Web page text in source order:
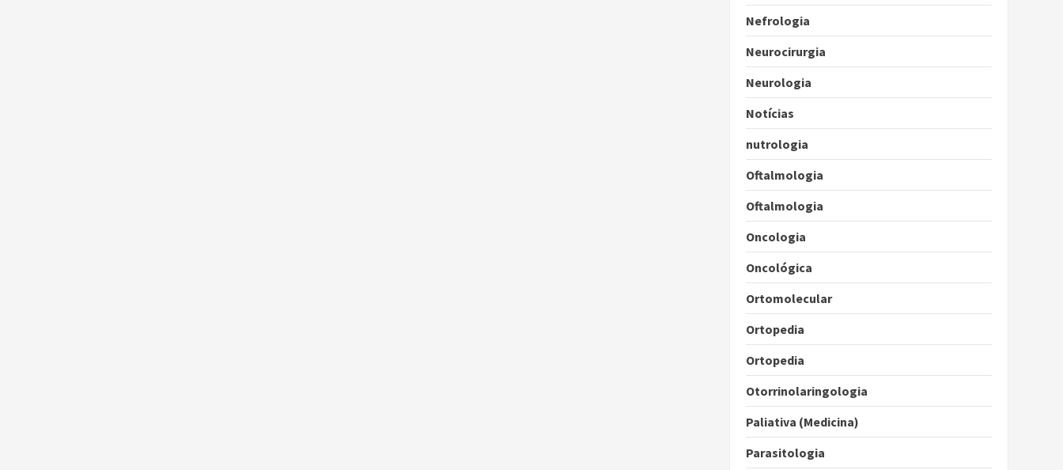
Nefrologia
Neurocirurgia
Neurologia
Notícias
nutrologia
Oftalmologia
Oftalmologia
Oncologia
Oncológica
Ortomolecular
Ortopedia
Ortopedia
Otorrinolaringologia
Paliativa (Medicina)
Parasitologia